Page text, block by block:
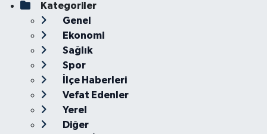
Kategoriler
Genel
Ekonomi
Sağlık
Spor
İlçe Haberleri
Vefat Edenler
Yerel
Diğer